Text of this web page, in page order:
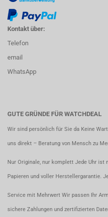
Kontakt über:
Telefon
email
WhatsApp
GUTE GRÜNDE FÜR WATCHDEAL
Wir sind persönlich für Sie da Keine
uns direkt – Beratung von Mensch zu
Nur Originale, nur komplett Jede Uhr ist
Papieren und voller Herstellergarantie.
Service mit Mehrwert Wir passen Ihr
sichere Zahlungen und zertifizierten